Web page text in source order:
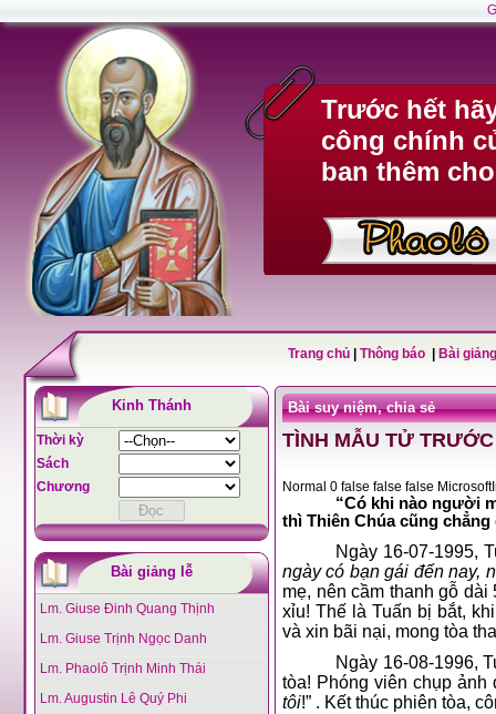
Trước hết
công chính
ban thêm cho
Trang chủ Thông báo Bài
Kinh Thánh
Thời kỳ
Sách
Chương
Bài giảng lễ
Lm. Giuse Đinh Quang Thịnh
Lm. Giuse Trịnh Ngọc Danh
Lm. Phaolô Trịnh Minh Thái
Lm. Augustin Lê Quý Phi
Bài suy niệm, chia sẻ
TÌNH MẪU TỬ
Normal 0 false
“Có khi nào người
thì Thiên Chúa cũng
Ngày 16-07-1995,
ngày có bạn gái đến nay,
mẹ, nên cầm thanh gỗ
xỉu! Thế là Tuấn bị bắt,
và xin bãi nại, mong tòa
Ngày 16-08-1996,
tòa! Phóng viên chụp ảnh
tôi!” . Kết thúc phiên tòa,